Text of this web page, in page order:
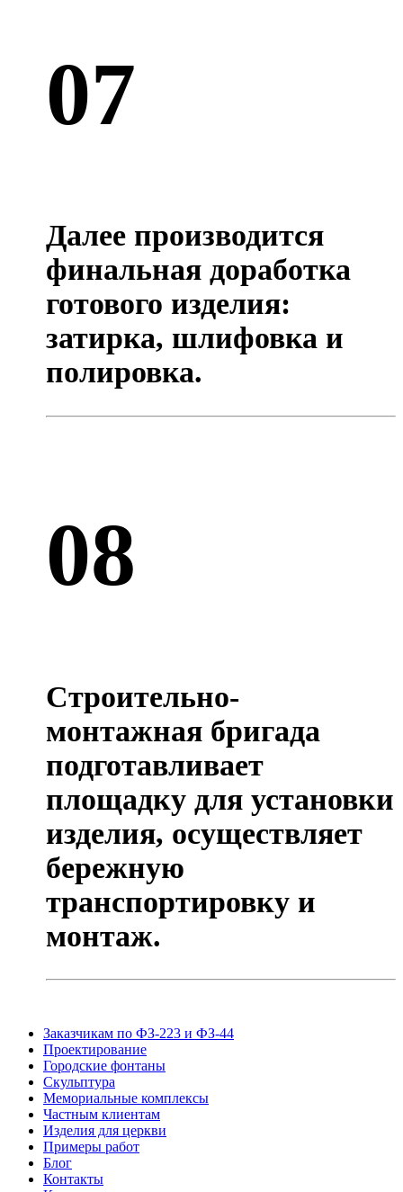
07
Далее производится
финальная доработка
готового изделия:
затирка, шлифовка и
полировка.
08
Строительно-
монтажная бригада
подготавливает
площадку для установки
изделия, осуществляет
бережную
транспортировку и
монтаж.
Заказчикам по ФЗ-223 и ФЗ-44
Проектирование
Городские фонтаны
Скульптура
Мемориальные комплексы
Частным клиентам
Изделия для церкви
Примеры работ
Блог
Контакты